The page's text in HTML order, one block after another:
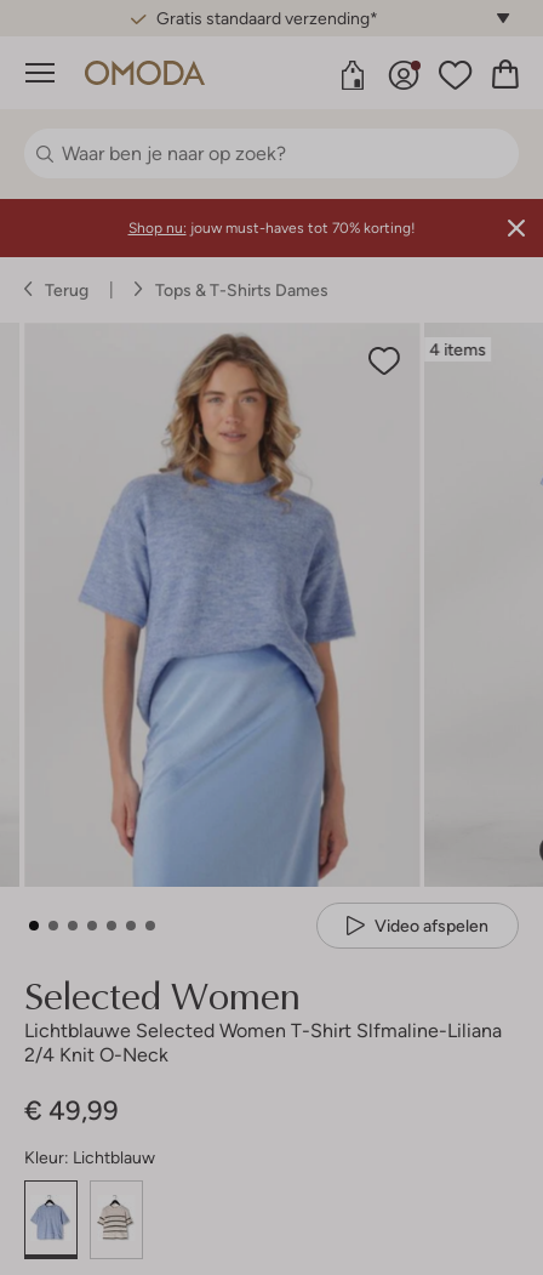
Gratis standaard verzending*
Menu
Shop nu: jouw must-haves tot 70% korting!
Terug Tops & T-Shirts Dames
4 items
Video afspelen
Selected Women
Lichtblauwe Selected Women T-Shirt Slfmaline-Liliana
2/4 Knit O-Neck
€ 49,99
Kleur: Lichtblauw